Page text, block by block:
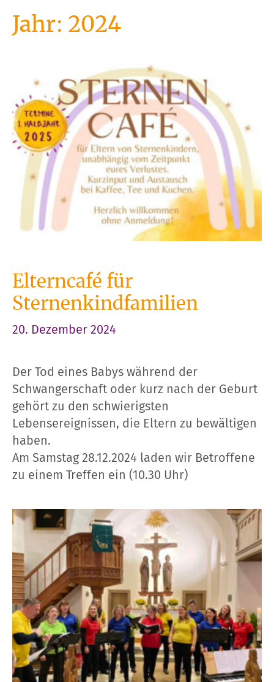
Jahr: 2024
Elterncafé für
Sternenkindfamilien
20. Dezember 2024
Der Tod eines Babys während der
Schwangerschaft oder kurz nach der Geburt
gehört zu den schwierigsten
Lebensereignissen, die Eltern zu bewältigen
haben.
Am Samstag 28.12.2024 laden wir Betroffene
zu einem Treffen ein (10.30 Uhr)